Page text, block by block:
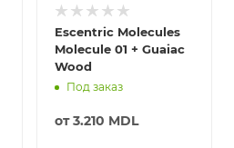
Escentric Molecules
Molecule 01 + Guaiac
Wood
Под заказ
от3.210 MDL